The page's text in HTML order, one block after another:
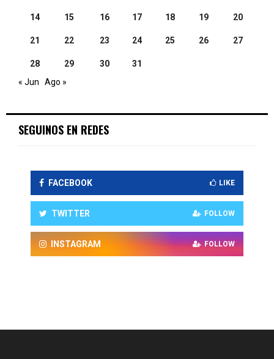
14 15 16 17 18 19 20
21 22 23 24 25 26 27
28 29 30
31
« Jun
Ago »
SEGUINOS EN REDES
FACEBOOK LIKE
TWITTER FOLLOW
INSTAGRAM FOLLOW